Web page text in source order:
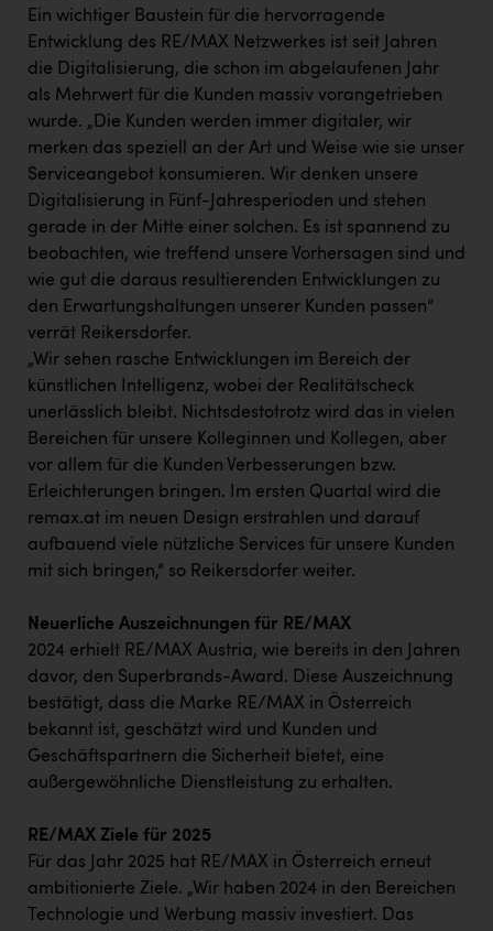
Ein wichtiger Baustein für die hervorragende
Entwicklung des RE/MAX Netzwerkes ist seit Jahren
die Digitalisierung, die schon im abgelaufenen Jahr
als Mehrwert für die Kunden massiv vorangetrieben
wurde. „Die Kunden werden immer digitaler, wir
merken das speziell an der Art und Weise wie sie unser
Serviceangebot konsumieren. Wir denken unsere
Digitalisierung in Fünf-Jahresperioden und stehen
gerade in der Mitte einer solchen. Es ist spannend zu
beobachten, wie treffend unsere Vorhersagen sind und
wie gut die daraus resultierenden Entwicklungen zu
den Erwartungshaltungen unserer Kunden passen“
verrät Reikersdorfer.
„Wir sehen rasche Entwicklungen im Bereich der
künstlichen Intelligenz, wobei der Realitätscheck
unerlässlich bleibt. Nichtsdestotrotz wird das in vielen
Bereichen für unsere Kolleginnen und Kollegen, aber
vor allem für die Kunden Verbesserungen bzw.
Erleichterungen bringen. Im ersten Quartal wird die
remax.at im neuen Design erstrahlen und darauf
aufbauend viele nützliche Services für unsere Kunden
mit sich bringen,“ so Reikersdorfer weiter.
Neuerliche Auszeichnungen für RE/MAX
2024 erhielt RE/MAX Austria, wie bereits in den Jahren
davor, den Superbrands-Award. Diese Auszeichnung
bestätigt, dass die Marke RE/MAX in Österreich
bekannt ist, geschätzt wird und Kunden und
Geschäftspartnern die Sicherheit bietet, eine
außergewöhnliche Dienstleistung zu erhalten.
RE/MAX Ziele für 2025
Für das Jahr 2025 hat RE/MAX in Österreich erneut
ambitionierte Ziele. „Wir haben 2024 in den Bereichen
Technologie und Werbung massiv investiert. Das